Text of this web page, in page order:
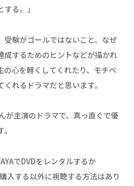
る。」
受験がゴールではないこと、なぜ
成するためのヒントなどが描かれ
の心を軽くしてくれたり、モチベ
れるドラマだと思います。
が主演のドラマで、真っ直ぐで優
でDVDをレンタルするか
入する以外に視聴する方法はあり